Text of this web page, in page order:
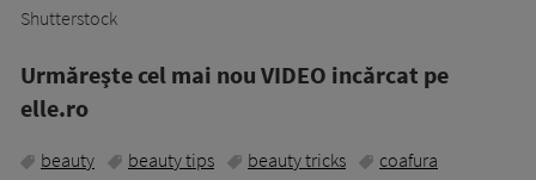
Shutterstock
Urmăreşte cel mai nou VIDEO incărcat pe
elle.ro
beauty beauty tips beauty tricks
coafura